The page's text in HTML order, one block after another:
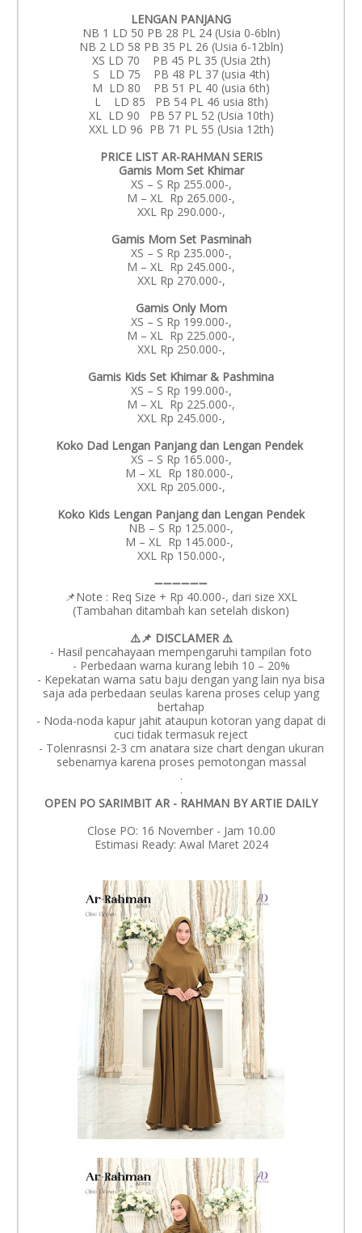
LENGAN PANJANG
NB 1 LD 50 PB 28 PL 24 (Usia 0-6bln)
NB 2 LD 58 PB 35 PL 26 (Usia 6-12bln)
XS LD 70 PB 45 PL 35 (Usia 2th)
S LD 75 PB 48 PL 37 (usia 4th)
M LD 80 PB 51 PL 40 (usia 6th)
L LD 85 PB 54 PL 46 usia 8th)
XL LD 90 PB 57 PL 52 (Usia 10th)
XXL LD 96 PB 71 PL 55 (Usia 12th)
PRICE LIST AR-RAHMAN SERIS
Gamis Mom Set Khimar
XS – S Rp 255.000-,
M – XL Rp 265.000-,
XXL Rp 290.000-,
Gamis Mom Set Pasminah
XS – S Rp 235.000-,
M – XL Rp 245.000-,
XXL Rp 270.000-,
Gamis Only Mom
XS – S Rp 199.000-,
M – XL Rp 225.000-,
XXL Rp 250.000-,
Gamis Kids Set Khimar & Pashmina
XS – S Rp 199.000-,
M – XL Rp 225.000-,
XXL Rp 245.000-,
Koko Dad Lengan Panjang dan Lengan Pendek
XS – S Rp 165.000-,
M – XL Rp 180.000-,
XXL Rp 205.000-,
Koko Kids Lengan Panjang dan Lengan Pendek
NB – S Rp 125.000-,
M – XL Rp 145.000-,
XXL Rp 150.000-,
➖➖➖➖➖➖
📌Note : Req Size + Rp 40.000-, dari size XXL
(Tambahan ditambah kan setelah diskon)
⚠️📌 DISCLAMER ⚠️
- Hasil pencahayaan mempengaruhi tampilan foto
- Perbedaan warna kurang lebih 10 – 20%
- Kepekatan warna satu baju dengan yang lain nya bisa
saja ada perbedaan seulas karena proses celup yang
bertahap
- Noda-noda kapur jahit ataupun kotoran yang dapat di
cuci tidak termasuk reject
- Tolenrasnsi 2-3 cm anatara size chart dengan ukuran
sebenarnya karena proses pemotongan massal
.
.
OPEN PO SARIMBIT AR - RAHMAN BY ARTIE DAILY
Close PO: 16 November - Jam 10.00
Estimasi Ready: Awal Maret 2024